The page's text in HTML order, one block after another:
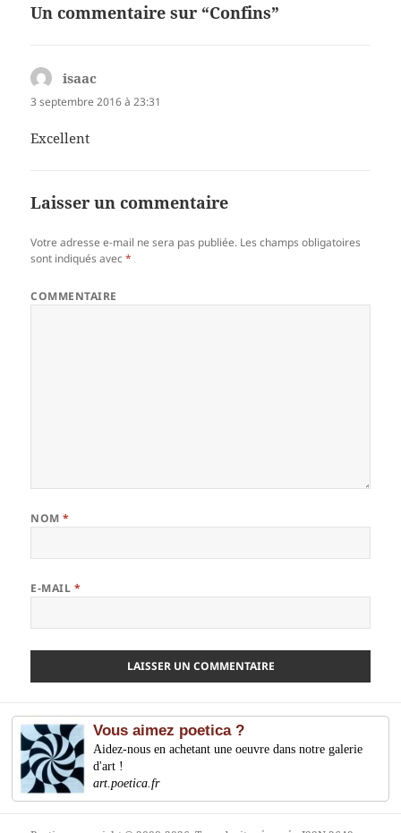
Un commentaire sur “Confins”
isaac
3 septembre 2016 à 23:31
Excellent
Laisser un commentaire
Votre adresse e-mail ne sera pas publiée. Les champs obligatoires
sont indiqués avec*
COMMENTAIRE
NOM*
E-MAIL *
Vous aimez poetica ?
Aidez-nous en achetant une oeuvre dans notre galerie
d'art !
art.poetica.fr